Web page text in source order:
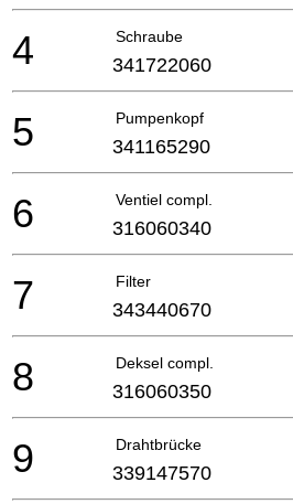
Schraube
4 341722060
Pumpenkopf
5 341165290
Ventiel compl.
6 316060340
Filter
7 343440670
Deksel compl.
8 316060350
Drahtbrücke
9 339147570